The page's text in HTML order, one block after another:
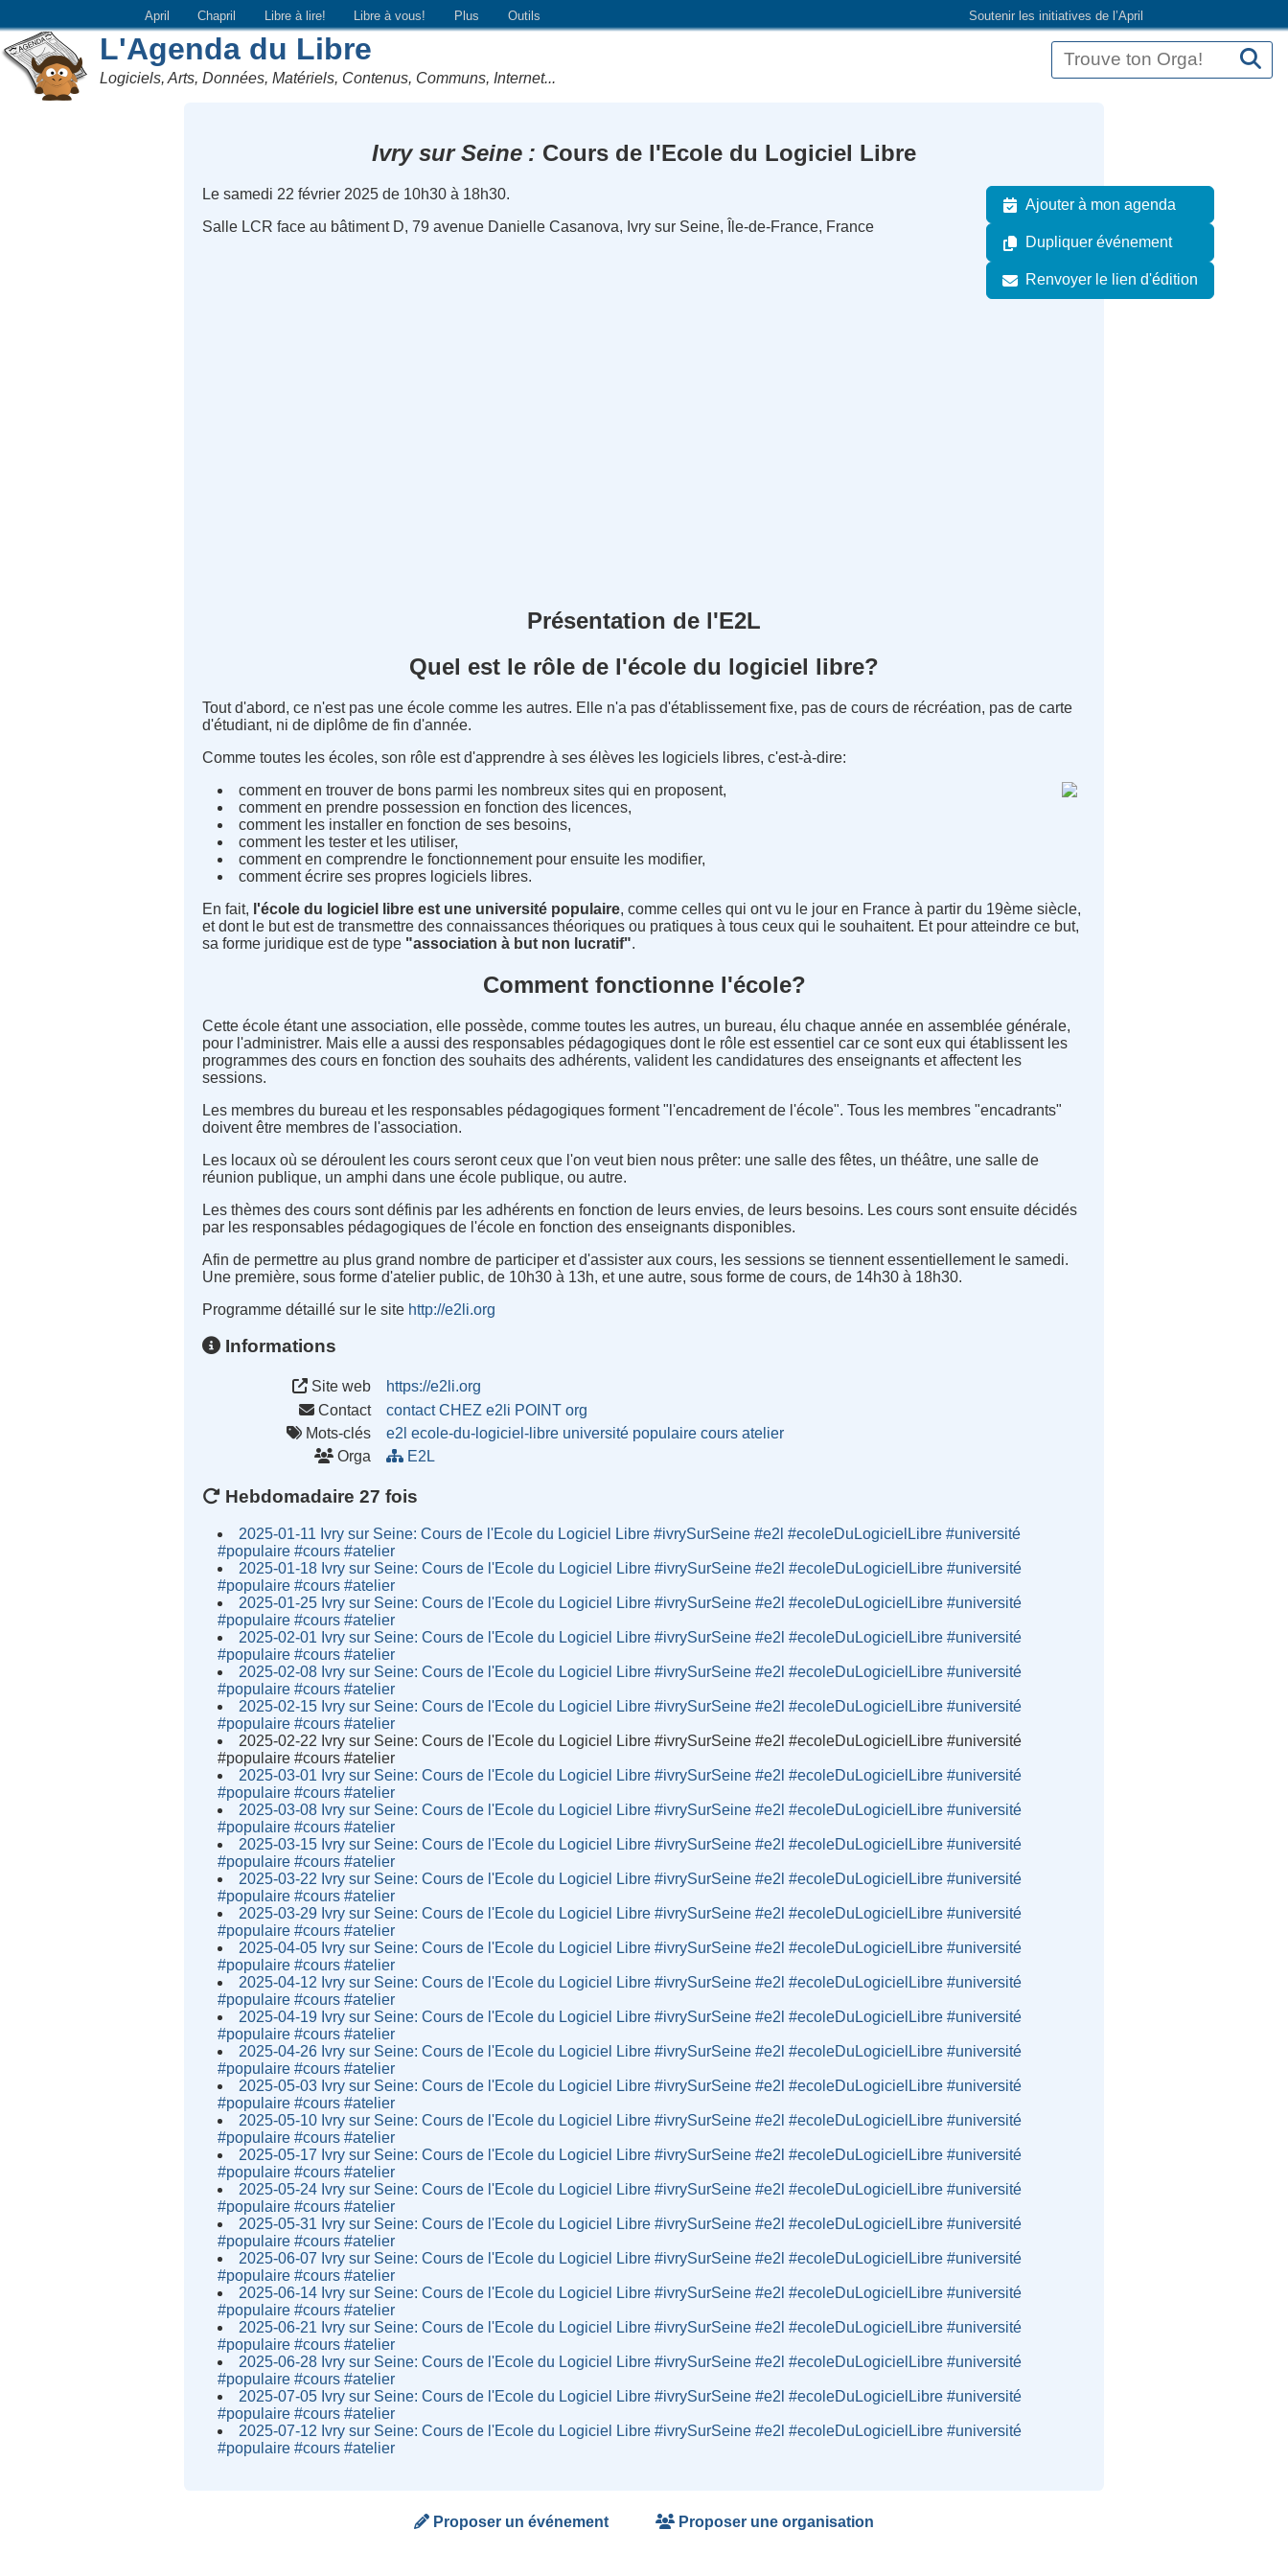
Soutenir les initiatives de l’April
April Chapril Libre à lire! Libre à vous! Plus Outils
L'Agenda du Libre
Logiciels, Arts, Données, Matériels, Contenus, Communs, Internet...
Ivry sur Seine Cours de l'Ecole du Logiciel Libre
Ajouter à mon agenda
Dupliquer événement
Renvoyer le lien d'édition
Le samedi 22 février 2025 de 10h30 à 18h30.
Salle LCR face au bâtiment D, 79 avenue Danielle Casanova, Ivry sur Seine, Île-de-France, France
Présentation de l'E2L
Quel est le rôle de l'école du logiciel libre?
Tout d'abord, ce n'est pas une école comme les autres. Elle n'a pas d'établissement fixe, pas de cours de récréation, pas de carte
d'étudiant, ni de diplôme de fin d'année.
Comme toutes les écoles, son rôle est d'apprendre à ses élèves les logiciels libres, c'est-à-dire:
comment en trouver de bons parmi les nombreux sites qui en proposent,
comment en prendre possession en fonction des licences,
comment les installer en fonction de ses besoins,
comment les tester et les utiliser,
comment en comprendre le fonctionnement pour ensuite les modifier,
comment écrire ses propres logiciels libres.
En fait, l'école du logiciel libre est une université populaire, comme celles qui ont vu le jour en France à partir du 19ème siècle,
et dont le but est de transmettre des connaissances théoriques ou pratiques à tous ceux qui le souhaitent. Et pour atteindre ce but,
sa forme juridique est de type "association à but non lucratif".
Comment fonctionne l'école?
Cette école étant une association, elle possède, comme toutes les autres, un bureau, élu chaque année en assemblée générale,
pour l'administrer. Mais elle a aussi des responsables pédagogiques dont le rôle est essentiel car ce sont eux qui établissent les
programmes des cours en fonction des souhaits des adhérents, valident les candidatures des enseignants et affectent les
sessions.
Les membres du bureau et les responsables pédagogiques forment "l'encadrement de l'école". Tous les membres "encadrants"
doivent être membres de l'association.
Les locaux où se déroulent les cours seront ceux que l'on veut bien nous prêter: une salle des fêtes, un théâtre, une salle de
réunion publique, un amphi dans une école publique, ou autre.
Les thèmes des cours sont définis par les adhérents en fonction de leurs envies, de leurs besoins. Les cours sont ensuite décidés
par les responsables pédagogiques de l'école en fonction des enseignants disponibles.
Afin de permettre au plus grand nombre de participer et d'assister aux cours, les sessions se tiennent essentiellement le samedi.
Une première, sous forme d'atelier public, de 10h30 à 13h, et une autre, sous forme de cours, de 14h30 à 18h30.
Programme détaillé sur le site http://e2li.org
Informations
Site web
https://e2li.org
Contact
contact CHEZ e2li POINT org
Mots-clés
e2l ecole-du-logiciel-libre université populaire cours atelier
Orga
E2L
Hebdomadaire 27 fois
2025-01-11 Ivry sur Seine: Cours de l'Ecole du Logiciel Libre #ivrySurSeine #e2l #ecoleDuLogicielLibre #université
#populaire #cours #atelier
2025-01-18 Ivry sur Seine: Cours de l'Ecole du Logiciel Libre #ivrySurSeine #e2l #ecoleDuLogicielLibre #université
#populaire #cours #atelier
2025-01-25 Ivry sur Seine: Cours de l'Ecole du Logiciel Libre #ivrySurSeine #e2l #ecoleDuLogicielLibre #université
#populaire #cours #atelier
2025-02-01 Ivry sur Seine: Cours de l'Ecole du Logiciel Libre #ivrySurSeine #e2l #ecoleDuLogicielLibre #université
#populaire #cours #atelier
2025-02-08 Ivry sur Seine: Cours de l'Ecole du Logiciel Libre #ivrySurSeine #e2l #ecoleDuLogicielLibre #université
#populaire #cours #atelier
2025-02-15 Ivry sur Seine: Cours de l'Ecole du Logiciel Libre #ivrySurSeine #e2l #ecoleDuLogicielLibre #université
#populaire #cours #atelier
2025-02-22 Ivry sur Seine: Cours de l'Ecole du Logiciel Libre #ivrySurSeine #e2l #ecoleDuLogicielLibre #université
#populaire #cours #atelier
2025-03-01 Ivry sur Seine: Cours de l'Ecole du Logiciel Libre #ivrySurSeine #e2l #ecoleDuLogicielLibre #université
#populaire #cours #atelier
2025-03-08 Ivry sur Seine: Cours de l'Ecole du Logiciel Libre #ivrySurSeine #e2l #ecoleDuLogicielLibre #université
#populaire #cours #atelier
2025-03-15 Ivry sur Seine: Cours de l'Ecole du Logiciel Libre #ivrySurSeine #e2l #ecoleDuLogicielLibre #université
#populaire #cours #atelier
2025-03-22 Ivry sur Seine: Cours de l'Ecole du Logiciel Libre #ivrySurSeine #e2l #ecoleDuLogicielLibre #université
#populaire #cours #atelier
2025-03-29 Ivry sur Seine: Cours de l'Ecole du Logiciel Libre #ivrySurSeine #e2l #ecoleDuLogicielLibre #université
#populaire #cours #atelier
2025-04-05 Ivry sur Seine: Cours de l'Ecole du Logiciel Libre #ivrySurSeine #e2l #ecoleDuLogicielLibre #université
#populaire #cours #atelier
2025-04-12 Ivry sur Seine: Cours de l'Ecole du Logiciel Libre #ivrySurSeine #e2l #ecoleDuLogicielLibre #université
#populaire #cours #atelier
2025-04-19 Ivry sur Seine: Cours de l'Ecole du Logiciel Libre #ivrySurSeine #e2l #ecoleDuLogicielLibre #université
#populaire #cours #atelier
2025-04-26 Ivry sur Seine: Cours de l'Ecole du Logiciel Libre #ivrySurSeine #e2l #ecoleDuLogicielLibre #université
#populaire #cours #atelier
2025-05-03 Ivry sur Seine: Cours de l'Ecole du Logiciel Libre #ivrySurSeine #e2l #ecoleDuLogicielLibre #université
#populaire #cours #atelier
2025-05-10 Ivry sur Seine: Cours de l'Ecole du Logiciel Libre #ivrySurSeine #e2l #ecoleDuLogicielLibre #université
#populaire #cours #atelier
2025-05-17 Ivry sur Seine: Cours de l'Ecole du Logiciel Libre #ivrySurSeine #e2l #ecoleDuLogicielLibre #université
#populaire #cours #atelier
2025-05-24 Ivry sur Seine: Cours de l'Ecole du Logiciel Libre #ivrySurSeine #e2l #ecoleDuLogicielLibre #université
#populaire #cours #atelier
2025-05-31 Ivry sur Seine: Cours de l'Ecole du Logiciel Libre #ivrySurSeine #e2l #ecoleDuLogicielLibre #université
#populaire #cours #atelier
2025-06-07 Ivry sur Seine: Cours de l'Ecole du Logiciel Libre #ivrySurSeine #e2l #ecoleDuLogicielLibre #université
#populaire #cours #atelier
2025-06-14 Ivry sur Seine: Cours de l'Ecole du Logiciel Libre #ivrySurSeine #e2l #ecoleDuLogicielLibre #université
#populaire #cours #atelier
2025-06-21 Ivry sur Seine: Cours de l'Ecole du Logiciel Libre #ivrySurSeine #e2l #ecoleDuLogicielLibre #université
#populaire #cours #atelier
2025-06-28 Ivry sur Seine: Cours de l'Ecole du Logiciel Libre #ivrySurSeine #e2l #ecoleDuLogicielLibre #université
#populaire #cours #atelier
2025-07-05 Ivry sur Seine: Cours de l'Ecole du Logiciel Libre #ivrySurSeine #e2l #ecoleDuLogicielLibre #université
#populaire #cours #atelier
2025-07-12 Ivry sur Seine: Cours de l'Ecole du Logiciel Libre #ivrySurSeine #e2l #ecoleDuLogicielLibre #université
#populaire #cours #atelier
Proposer un événement Proposer une organisation